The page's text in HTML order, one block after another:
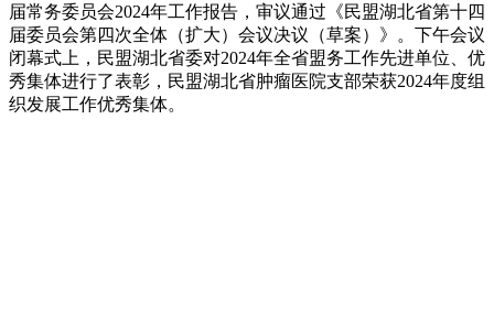
届常务委员会2024年工作报告，审议通过《民盟湖北省第十四
届委员会第四次全体（扩大）会议决议（草案）》。下午会议
闭幕式上，民盟湖北省委对2024年全省盟务工作先进单位、优
秀集体进行了表彰，民盟湖北省肿瘤医院支部荣获2024年度组
织发展工作优秀集体。